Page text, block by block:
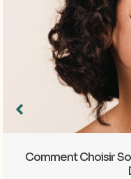
Comment Choisir